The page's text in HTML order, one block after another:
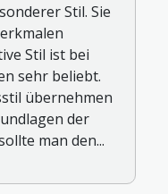
Stil. Sie
Stil ist bei
sehr beliebt.
übernehmen
der
man den...